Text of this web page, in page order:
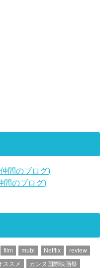
間のブログ)
間のブログ)
film mubi Netflix
review
ススメ
カンヌ国際映画祭